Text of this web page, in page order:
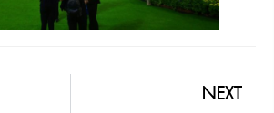
NEXT